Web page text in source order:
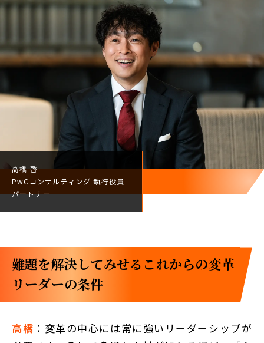
高橋 啓
PwCコンサルティング執行役員
パートナー
難題を解決してみせる――これからの変革
リーダーの条件
高橋 ：変革の中心には常に強いリーダーシップが